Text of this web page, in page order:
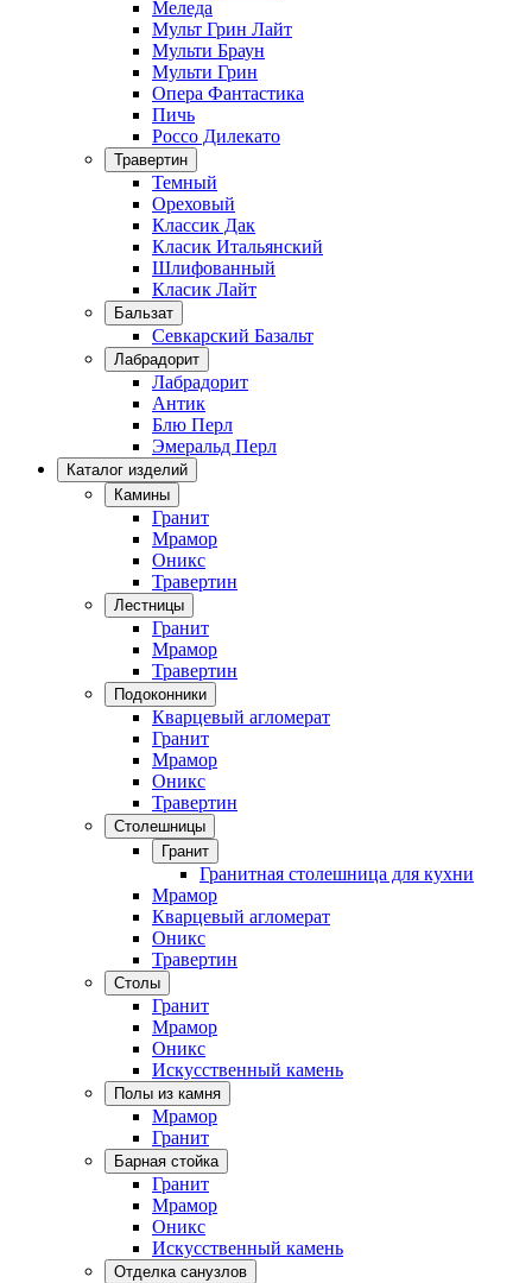
Меледа
Мульт Грин Лайт
Мульти Браун
Мульти Грин
Опера Фантастика
Пичь
Россо Дилекато
Травертин
Темный
Ореховый
Классик Дак
Класик Итальянский
Шлифованный
Класик Лайт
Бальзат
Севкарский Базальт
Лабрадорит
Лабрадорит
Антик
Блю Перл
Эмеральд Перл
Каталог изделий
Камины
Гранит
Мрамор
Оникс
Травертин
Лестницы
Гранит
Мрамор
Травертин
Подоконники
Кварцевый агломерат
Гранит
Мрамор
Оникс
Травертин
Столешницы
Гранит
Гранитная столешница для кухни
Мрамор
Кварцевый агломерат
Оникс
Травертин
Столы
Гранит
Мрамор
Оникс
Искусственный камень
Полы из камня
Мрамор
Гранит
Барная стойка
Гранит
Мрамор
Оникс
Искусственный камень
Отделка санузлов